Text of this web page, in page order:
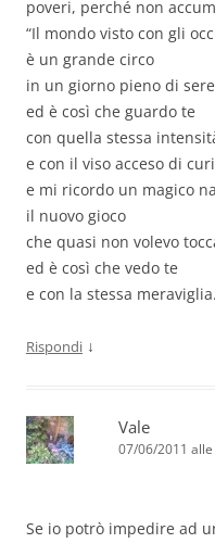
poveri, perché non
“Il mondo visto con gli
è un grande circo
in un giorno pieno di
ed è così che guardo te
con quella stessa
e con il viso acceso di
e mi ricordo un magico
il nuovo gioco
che quasi non volevo
ed è così che vedo te
e con la stessa
Rispondi ↓
Vale
07/06/2011
Se io potrò impedire ad